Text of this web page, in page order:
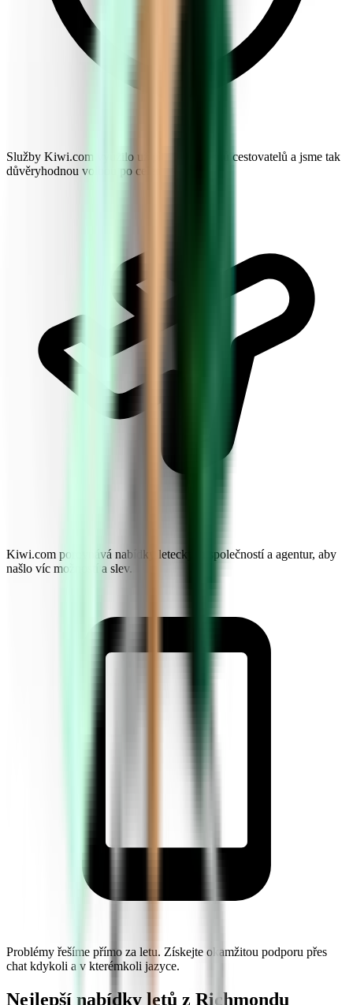
Služby Kiwi.com využilo už přes 10 milionů cestovatelů a jsme tak
důvěryhodnou volbou po celém světě.
Kiwi.com porovnává nabídky leteckých společností a agentur, aby
našlo víc možností a slev.
Problémy řešíme přímo za letu. Získejte okamžitou podporu přes
chat kdykoli a v kterémkoli jazyce.
Nejlepší nabídky letů z Richmondu